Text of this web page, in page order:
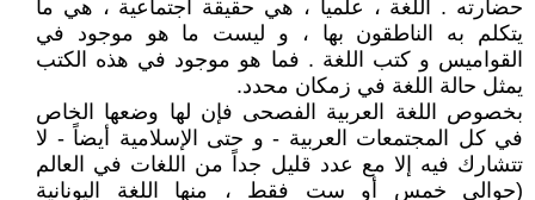
حضارته . اللغة ، علمياً ، هي حقيقة اجتماعية ، هي ما
يتكلم به الناطقون بها ، و ليست ما هو موجود في
القواميس و كتب اللغة . فما هو موجود في هذه الكتب
يمثل حالة اللغة في زمكان محدد.
بخصوص اللغة العربية الفصحى فإن لها وضعها الخاص
في كل المجتمعات العربية - و حتى الإسلامية أيضاً - لا
تتشارك فيه إلا مع عدد قليل جداً من اللغات في العالم
(حوالي خمس أو ست فقط ، منها اللغة اليونانية